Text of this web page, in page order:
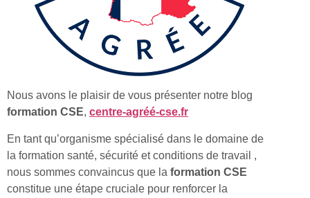
Nous avons le plaisir de vous présenter notre blog
formation CSE, centre-agréé-cse.fr
En tant qu’organisme spécialisé dans le domaine de
la formation santé, sécurité et conditions de travail ,
nous sommes convaincus que la formation CSE
constitue une étape cruciale pour renforcer la